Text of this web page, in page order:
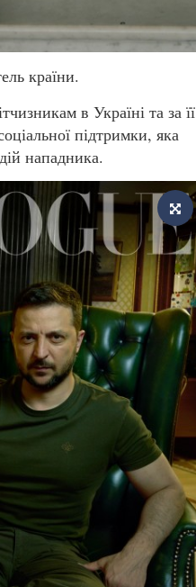
країни.
в Україні та за її
підтримки, яка
нападника.